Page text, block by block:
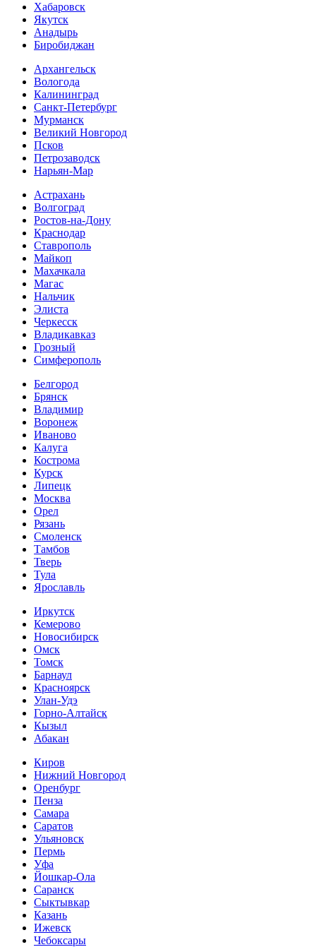
Хабаровск
Якутск
Анадырь
Биробиджан
Архангельск
Вологода
Калининград
Санкт-Петербург
Мурманск
Великий Новгород
Псков
Петрозаводск
Нарьян-Мар
Астрахань
Волгоград
Ростов-на-Дону
Краснодар
Ставрополь
Майкоп
Махачкала
Магас
Нальчик
Элиста
Черкесск
Владикавказ
Грозный
Симферополь
Белгород
Брянск
Владимир
Воронеж
Иваново
Калуга
Кострома
Курск
Липецк
Москва
Орел
Рязань
Смоленск
Тамбов
Тверь
Тула
Ярославль
Иркутск
Кемерово
Новосибирск
Омск
Томск
Барнаул
Красноярск
Улан-Удэ
Горно-Алтайск
Кызыл
Абакан
Киров
Нижний Новгород
Оренбург
Пенза
Самара
Саратов
Ульяновск
Пермь
Уфа
Йошкар-Ола
Саранск
Сыктывкар
Казань
Ижевск
Чебоксары